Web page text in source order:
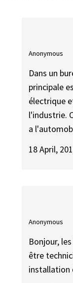
Anonymous
Dans un
principale
électrique
l'industrie.
a
18 April,
Anonymous
Bonjour,
être
installation